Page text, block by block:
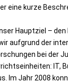
eine kurze
Hauptziel – den
aufgrund der
bei der
IT,
Im Jahr 2008